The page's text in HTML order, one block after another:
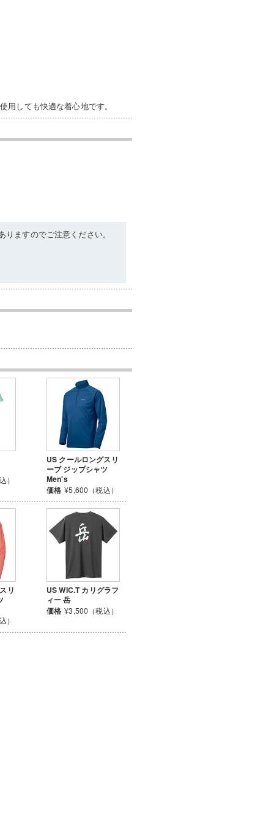
しても快適な着心地です。
ますのでご注意ください。
）
US クールロングスリ
ーブ ジップシャツ
Men's
価格 ¥5,600（税込）
リ
）
US WIC.T カリグラフ
ィー 岳
価格 ¥3,500（税込）